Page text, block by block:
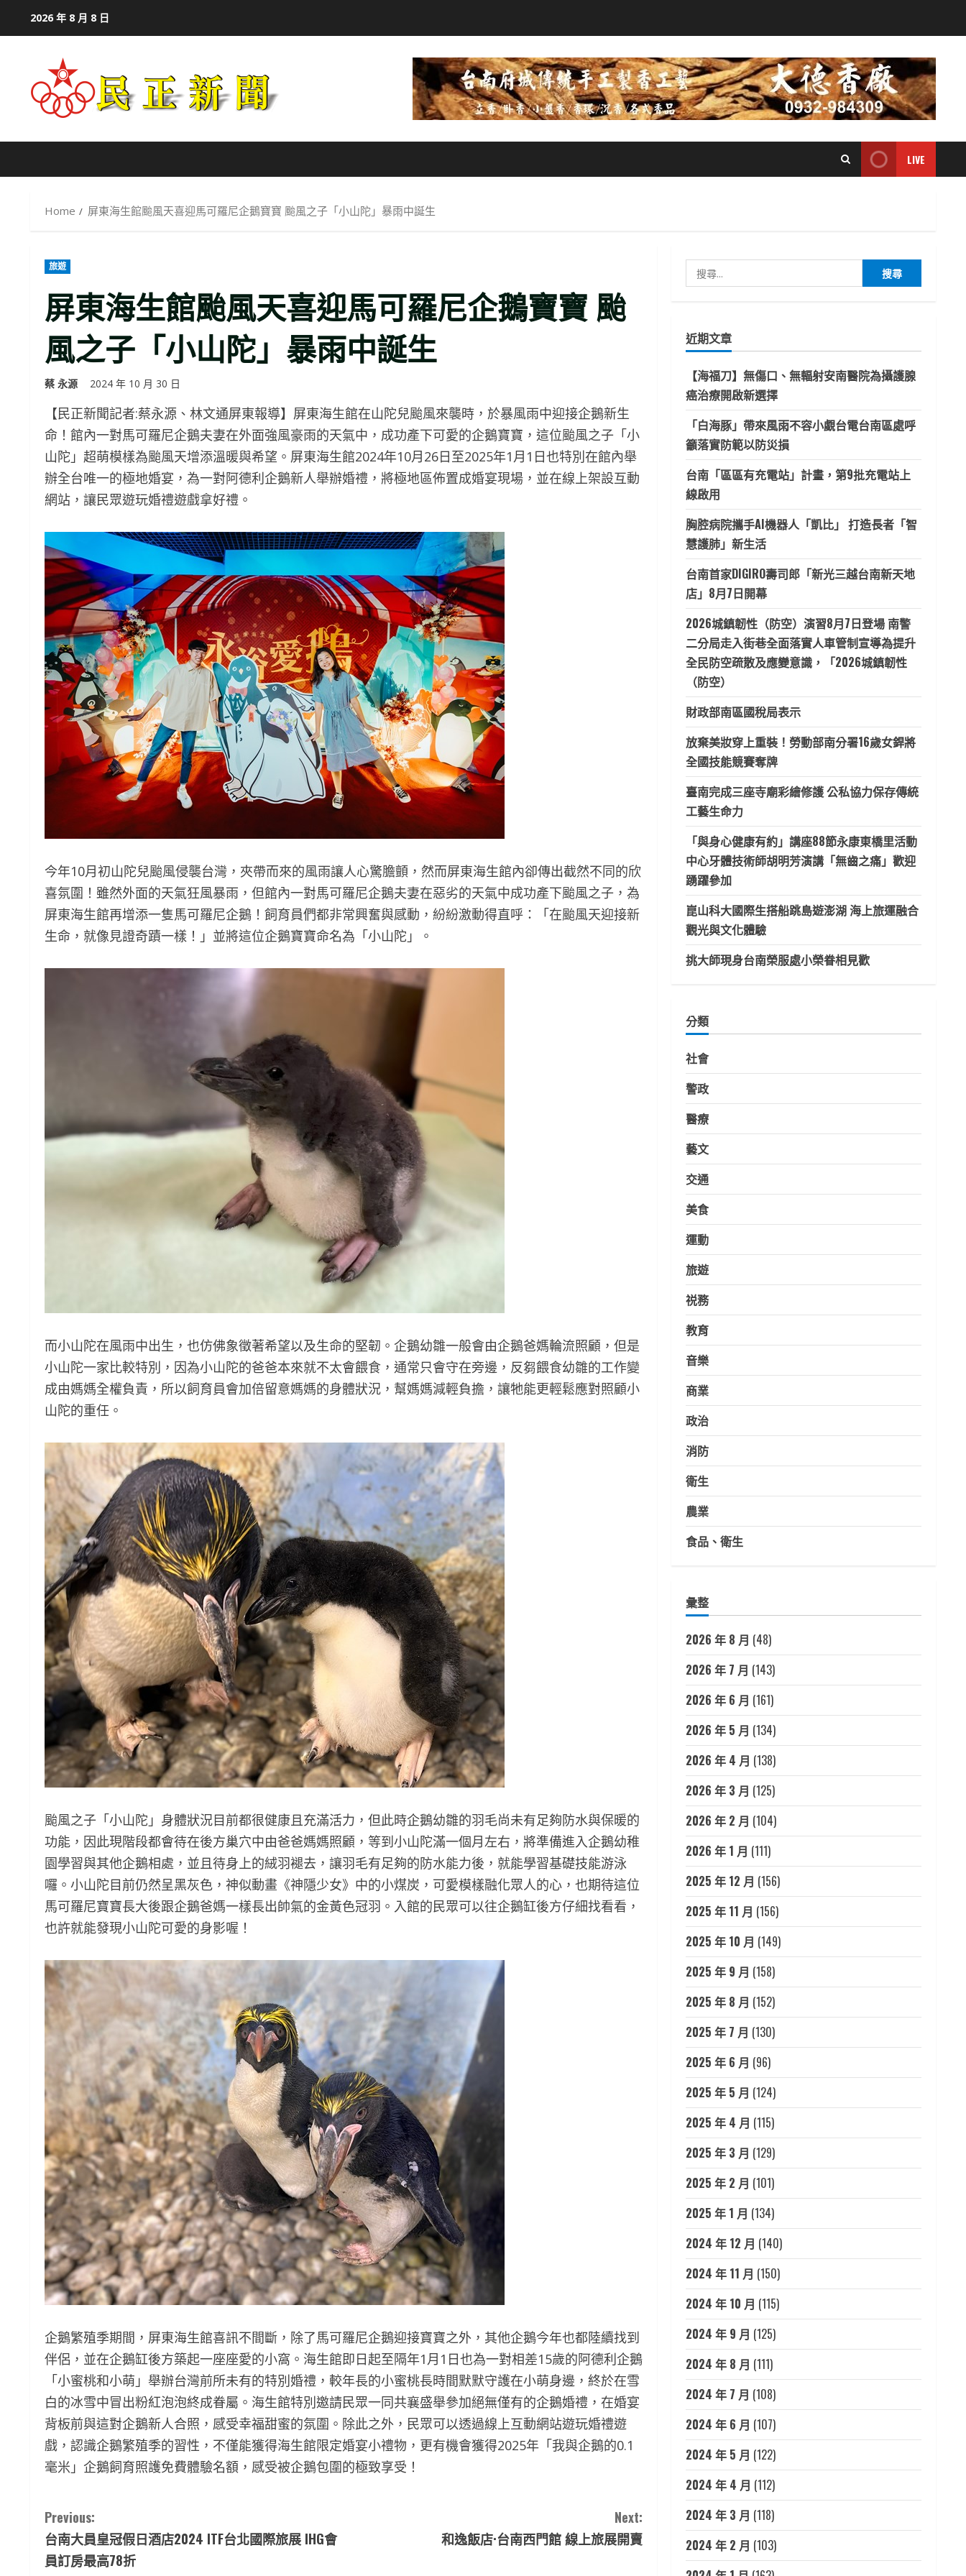
2026 年 8 月 8 日
LIVE
Home 屏東海生館颱風天喜迎馬可羅尼企鵝寶寶 颱風之子「小山陀」暴雨中誕生
旅遊
屏東海生館颱風天喜迎馬可羅尼企鵝寶寶 颱
風之子「小山陀」暴雨中誕生
蔡 永源 2024 年 10 月 30 日
【民正新聞記者:蔡永源、林文通屏東報導】屏東海生館在山陀兒颱風來襲時，於暴風雨中迎接企鵝新生
命！館內一對馬可羅尼企鵝夫妻在外面強風豪雨的天氣中，成功產下可愛的企鵝寶寶，這位颱風之子「小
山陀」超萌模樣為颱風天增添溫暖與希望。屏東海生館2024年10月26日至2025年1月1日也特別在館內舉
辦全台唯一的極地婚宴，為一對阿德利企鵝新人舉辦婚禮，將極地區佈置成婚宴現場，並在線上架設互動
網站，讓民眾遊玩婚禮遊戲拿好禮。
今年10月初山陀兒颱風侵襲台灣，夾帶而來的風雨讓人心驚膽顫，然而屏東海生館內卻傳出截然不同的欣
喜氛圍！雖然外面的天氣狂風暴雨，但館內一對馬可羅尼企鵝夫妻在惡劣的天氣中成功產下颱風之子，為
屏東海生館再增添一隻馬可羅尼企鵝！飼育員們都非常興奮與感動，紛紛激動得直呼：「在颱風天迎接新
生命，就像見證奇蹟一樣！」並將這位企鵝寶寶命名為「小山陀」。
而小山陀在風雨中出生，也仿佛象徵著希望以及生命的堅韌。企鵝幼雛一般會由企鵝爸媽輪流照顧，但是
小山陀一家比較特別，因為小山陀的爸爸本來就不太會餵食，通常只會守在旁邊，反芻餵食幼雛的工作變
成由媽媽全權負責，所以飼育員會加倍留意媽媽的身體狀況，幫媽媽減輕負擔，讓牠能更輕鬆應對照顧小
山陀的重任。
颱風之子「小山陀」身體狀況目前都很健康且充滿活力，但此時企鵝幼雛的羽毛尚未有足夠防水與保暖的
功能，因此現階段都會待在後方巢穴中由爸爸媽媽照顧，等到小山陀滿一個月左右，將準備進入企鵝幼稚
園學習與其他企鵝相處，並且待身上的絨羽褪去，讓羽毛有足夠的防水能力後，就能學習基礎技能游泳
囉。小山陀目前仍然呈黑灰色，神似動畫《神隱少女》中的小煤炭，可愛模樣融化眾人的心，也期待這位
馬可羅尼寶寶長大後跟企鵝爸媽一樣長出帥氣的金黃色冠羽。入館的民眾可以往企鵝缸後方仔細找看看，
也許就能發現小山陀可愛的身影喔！
企鵝繁殖季期間，屏東海生館喜訊不間斷，除了馬可羅尼企鵝迎接寶寶之外，其他企鵝今年也都陸續找到
伴侶，並在企鵝缸後方築起一座座愛的小窩。海生館即日起至隔年1月1日也為一對相差15歲的阿德利企鵝
「小蜜桃和小萌」舉辦台灣前所未有的特別婚禮，較年長的小蜜桃長時間默默守護在小萌身邊，終於在雪
白的冰雪中冒出粉紅泡泡終成眷屬。海生館特別邀請民眾一同共襄盛舉參加絕無僅有的企鵝婚禮，在婚宴
背板前與這對企鵝新人合照，感受幸福甜蜜的氛圍。除此之外，民眾可以透過線上互動網站遊玩婚禮遊
戲，認識企鵝繁殖季的習性，不僅能獲得海生館限定婚宴小禮物，更有機會獲得2025年「我與企鵝的0.1
毫米」企鵝飼育照護免費體驗名額，感受被企鵝包圍的極致享受！
C
o
Previous:
台南大員皇冠假日酒店2024 ITF台北國際旅展 IHG會
員訂房最高78折
Next:
和逸飯店·台南西門館 線上旅展開賣
尋
字:
近期文章
【海福刀】無傷口、無輻射安南醫院為攝護腺
癌治療開啟新選擇
「白海豚」帶來風雨不容小覷台電台南區處呼
籲落實防範以防災損
台南「區區有充電站」計畫，第9批充電站上
線啟用
胸腔病院攜手AI機器人「凱比」 打造長者「智
慧護肺」新生活
台南首家DIGIRO壽司郎「新光三越台南新天地
店」8月7日開幕
2026城鎮韌性（防空）演習8月7日登場 南警
二分局走入街巷全面落實人車管制宣導為提升
全民防空疏散及應變意識，「2026城鎮韌性
（防空）
財政部南區國稅局表示
放棄美妝穿上重裝！勞動部南分署16歲女銲將
全國技能競賽奪牌
臺南完成三座寺廟彩繪修護 公私協力保存傳統
工藝生命力
「與身心健康有約」講座88節永康東橋里活動
中心牙體技術師胡明芳演講「無齒之痛」歡迎
踴躍參加
崑山科大國際生搭船跳島遊澎湖 海上旅運融合
觀光與文化體驗
挑大師現身台南榮服處小榮眷相見歡
分類
社會
警政
醫療
藝文
交通
美食
運動
旅遊
祱務
教育
音樂
商業
政治
消防
衛生
農業
食品、衛生
彙整
2026 年 8 月 (48)
2026 年 7 月 (143)
2026 年 6 月 (161)
2026 年 5 月 (134)
2026 年 4 月 (138)
2026 年 3 月 (125)
2026 年 2 月 (104)
2026 年 1 月 (111)
2025 年 12 月 (156)
2025 年 11 月 (156)
2025 年 10 月 (149)
2025 年 9 月 (158)
2025 年 8 月 (152)
2025 年 7 月 (130)
2025 年 6 月 (96)
2025 年 5 月 (124)
2025 年 4 月 (115)
2025 年 3 月 (129)
2025 年 2 月 (101)
2025 年 1 月 (134)
2024 年 12 月 (140)
2024 年 11 月 (150)
2024 年 10 月 (115)
2024 年 9 月 (125)
2024 年 8 月 (111)
2024 年 7 月 (108)
2024 年 6 月 (107)
2024 年 5 月 (122)
2024 年 4 月 (112)
2024 年 3 月 (118)
2024 年 2 月 (103)